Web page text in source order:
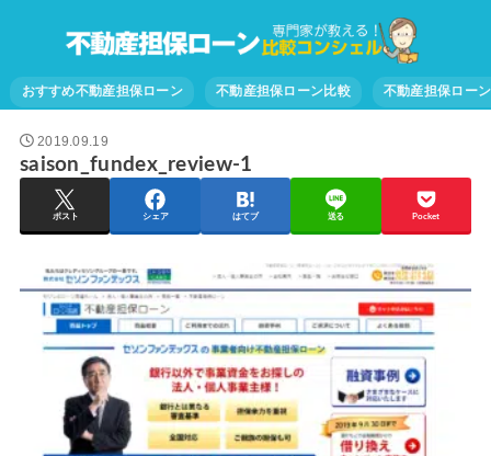
おすすめ不動産担保ローン 不動産担保ローン比較 不動産担保ロー
2019.09.19
saison_fundex_review-1
ポスト シェア はてブ 送る Pocket